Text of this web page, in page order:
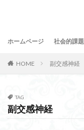
ホームページ 社会的課題
HOME 副交感神経
TAG
副交感神経